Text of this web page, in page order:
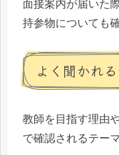
面接案内が届いた
持参物についても
よく聞かれ
教師を目指す理由
で確認されるテー